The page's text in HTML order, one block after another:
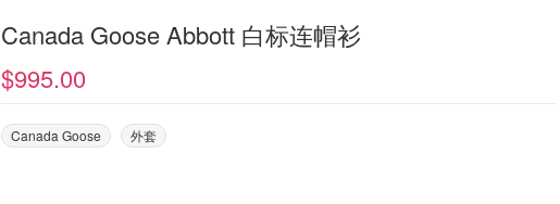
Canada Goose Abbott 白标连帽衫
$995.00
Canada Goose 外套